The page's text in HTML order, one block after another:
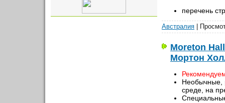
перечень
Австралия |
Moreton
Мортон
Необычные,
среде, на